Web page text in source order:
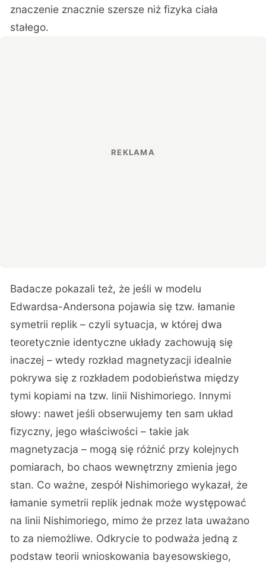
znaczenie znacznie szersze niż fizyka ciała
stałego.
Badacze pokazali też, że jeśli w modelu
Edwardsa-Andersona pojawia się tzw. łamanie
symetrii replik – czyli sytuacja, w której dwa
teoretycznie identyczne układy zachowują się
inaczej – wtedy rozkład magnetyzacji idealnie
pokrywa się z rozkładem podobieństwa między
tymi kopiami na tzw. linii Nishimoriego. Innymi
słowy: nawet jeśli obserwujemy ten sam układ
fizyczny, jego właściwości – takie jak
magnetyzacja – mogą się różnić przy kolejnych
pomiarach, bo chaos wewnętrzny zmienia jego
stan. Co ważne, zespół Nishimoriego wykazał, że
łamanie symetrii replik jednak może występować
na linii Nishimoriego, mimo że przez lata uważano
to za niemożliwe. Odkrycie to podważa jedną z
podstaw teorii wnioskowania bayesowskiego,